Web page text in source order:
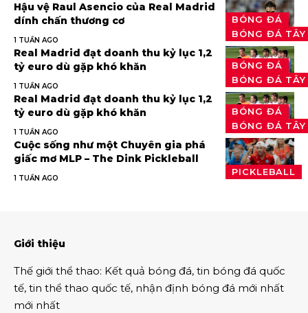
BÓNG ĐÁ
BÓNG ĐÁ
Hậu vệ Raul Asencio của Real Madrid
dính chấn thương cơ
1 TUẦN AGO
BÓNG ĐÁ
BÓNG ĐÁ
Real Madrid đạt doanh thu kỷ lục 1,2
tỷ euro dù gặp khó khăn
1 TUẦN AGO
BÓNG ĐÁ
BÓNG ĐÁ
Real Madrid đạt doanh thu kỷ lục 1,2
tỷ euro dù gặp khó khăn
1 TUẦN AGO
PICKLEBALL
Cuộc sống như một Chuyên gia phá
giấc mơ MLP – The Dink Pickleball
1 TUẦN AGO
Giới thiệu
Thế giới thể thao: Kết quả bóng đá, tin bóng đá quốc
tế, tin thể thao quốc tế, nhận định bóng đá mới nhất
mới nhất